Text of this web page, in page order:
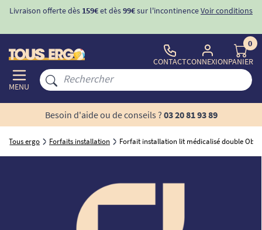
Livraison offerte dès 159€et dès99€sur l'incontinenceVoir conditions
MENU
CONTACTCONNEXION
0
PANIER
Besoin d'aide ou de conseils ? 03 20 81 93 89
Tous ergo Forfaits installation Forfait installation lit médicalisé double